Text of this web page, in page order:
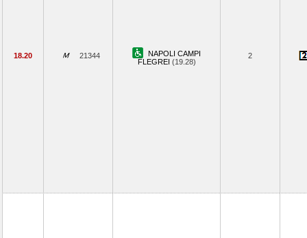
18.20 21344
NAPOLI CAMPI
FLEGREI (19.28)
2